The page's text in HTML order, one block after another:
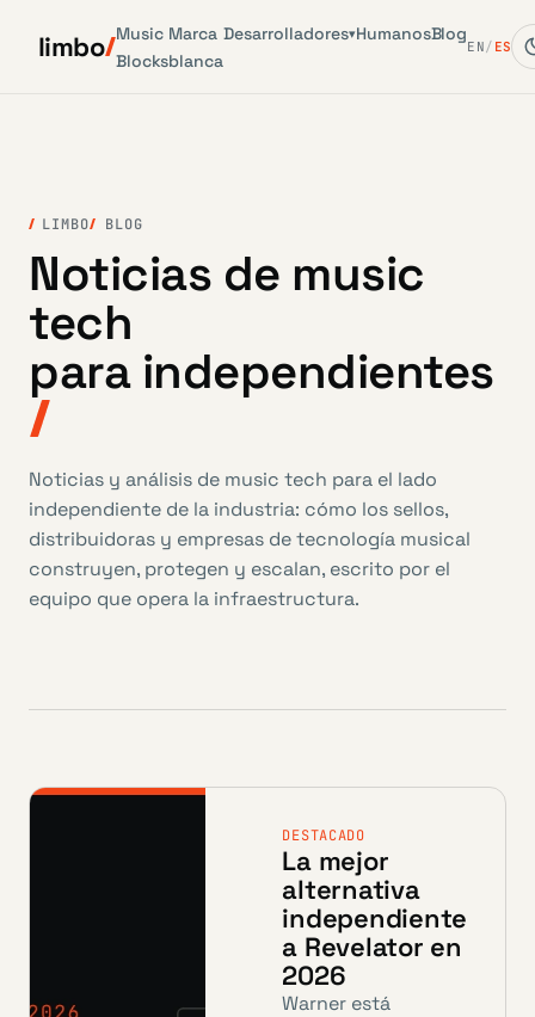
limbo Music
Blocks
Marca
blanca
Desarrolladores▾HumanosBlog
EN / ES
LIMBO BLOG
Noticias de music
tech
para independientes
Noticias y análisis de music tech para el lado
independiente de la industria: cómo los sellos,
distribuidoras y empresas de tecnología musical
construyen, protegen y escalan, escrito por el
equipo que opera la infraestructura.
DESTACADO
La mejor
alternativa
independiente
a Revelator en
2026
Warner está